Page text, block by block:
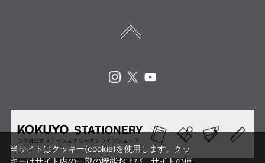
当サイトはクッキー(cookie)を使用します。クッ